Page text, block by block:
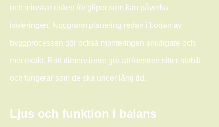
och minskar risken för glipor som kan påverka
isoleringen. Noggrann planering redan i början av
byggprocessen gör också monteringen smidigare och
mer exakt. Rätt dimensioner gör att fönstren sitter stabilt
och fungerar som de ska under lång tid.
Ljus och funktion i balans